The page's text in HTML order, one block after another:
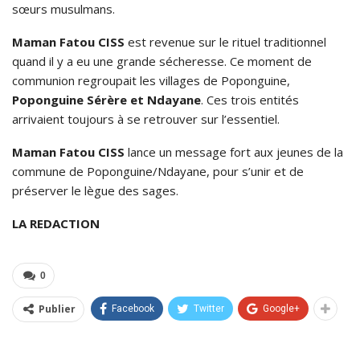
sœurs musulmans.
Maman Fatou CISS est revenue sur le rituel traditionnel
quand il y a eu une grande sécheresse. Ce moment de
communion regroupait les villages de Poponguine,
Poponguine Sérère et Ndayane. Ces trois entités
arrivaient toujours à se retrouver sur l’essentiel.
Maman Fatou CISS lance un message fort aux jeunes de la
commune de Poponguine/Ndayane, pour s’unir et de
préserver le lègue des sages.
LA REDACTION
0
Publier Facebook Twitter Google+